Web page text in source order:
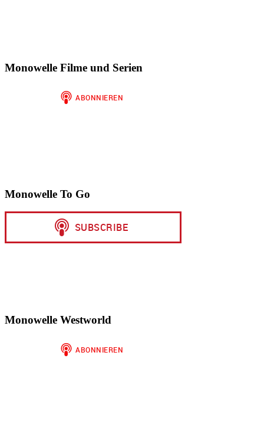
Monowelle Filme und Serien
Monowelle To Go
Monowelle Westworld